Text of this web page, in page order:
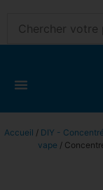
Accueil / DIY -
vape /